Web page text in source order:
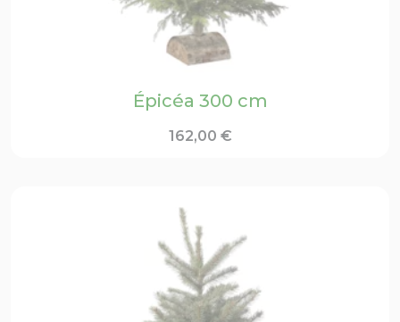
Épicéa 300 cm
162,00 €